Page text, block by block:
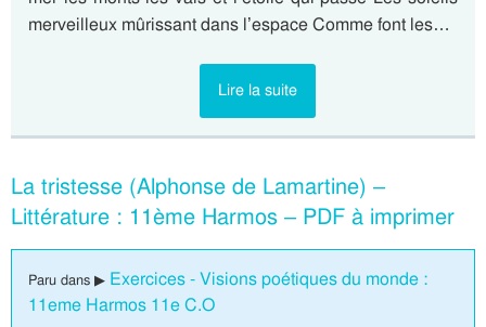
merveilleux mûrissant dans l’espace Comme font les…
Lire la suite
La tristesse (Alphonse de Lamartine) –
Littérature : 11ème Harmos – PDF à imprimer
Paru dans ▶ Exercices - Visions poétiques du monde :
11eme Harmos 11e C.O